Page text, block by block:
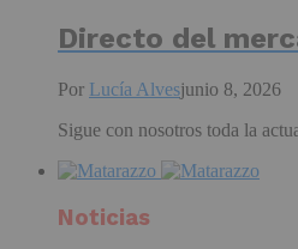
Directo del
Por Lucía Alvesjunio 8, 2026
Sigue con nosotros toda la
Noticias